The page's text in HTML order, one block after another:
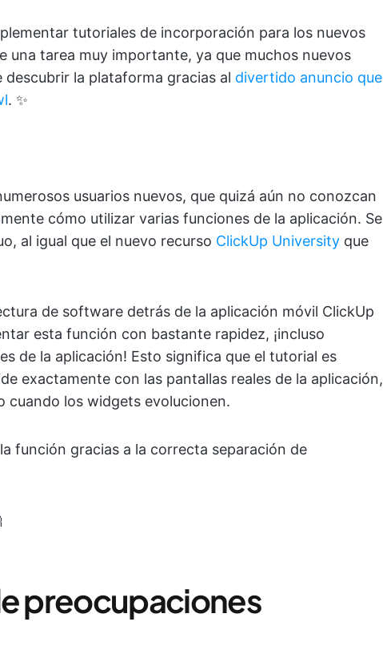
tutoriales de incorporación para los nuevos
una tarea muy importante, ya que muchos nuevos
la plataforma gracias al divertido anuncio que
. ✨
usuarios nuevos, que quizá aún no conozcan
cómo utilizar varias funciones de la aplicación. Se
al igual que el nuevo recurso ClickUp University que
de software detrás de la aplicación móvil ClickUp
esta función con bastante rapidez, ¡incluso
de la aplicación! Esto significa que el tutorial es
exactamente con las pantallas reales de la aplicación,
cuando los widgets evolucionen.
función gracias a la correcta separación de
preocupaciones